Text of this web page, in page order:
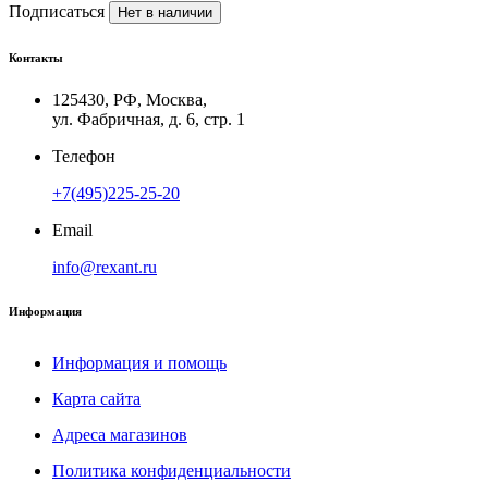
Подписаться
Нет в наличии
Контакты
125430, РФ, Москва,
ул. Фабричная, д. 6, стр. 1
Телефон
+7(495)225-25-20
Email
info@rexant.ru
Информация
Информация и помощь
Карта сайта
Адреса магазинов
Политика конфиденциальности